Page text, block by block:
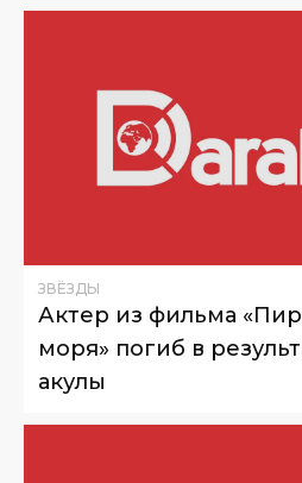
ЗВЁЗДЫ
Актер из фильма
моря» погиб в
акулы